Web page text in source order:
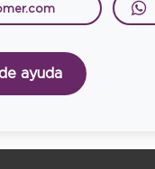
ayuda